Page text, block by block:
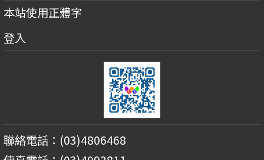
本站使用正體字
登入
聯絡電話：(03)4806468